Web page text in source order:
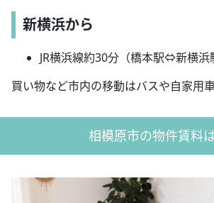
新横浜から
JR横浜線約30分（橋本駅⇔新横浜
買い物など市内の移動はバスや自家用車
相模原市の物件賃料